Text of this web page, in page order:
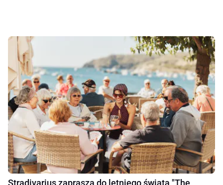
Stradivarius zaprasza do letniego świata "The